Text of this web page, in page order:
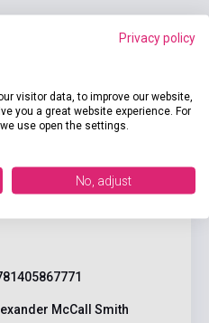
Kosárba
McCall Smith
Privacy policy
visitor data, to improve our website,
you a great website experience. For
use open the settings.
No, adjust